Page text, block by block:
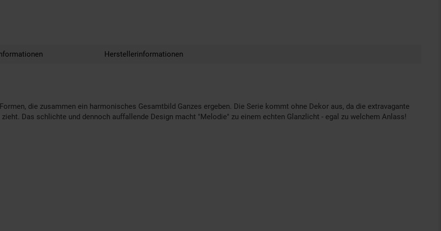
Herstellerinformationen
die zusammen ein harmonisches Gesamtbild Ganzes ergeben. Die Serie kommt ohne Dekor aus, da die extravagante
Das schlichte und dennoch auffallende Design macht "Melodie" zu einem echten Glanzlicht - egal zu welchem Anlass!